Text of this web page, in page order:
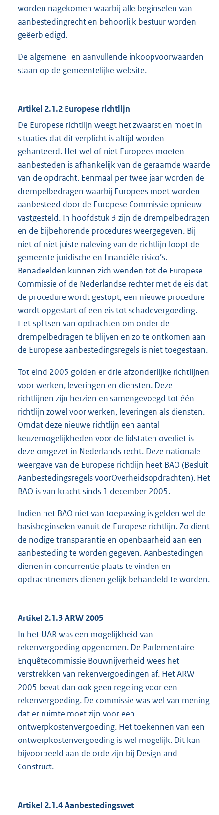
worden nagekomen waarbij alle beginselen van
aanbestedingrecht en behoorlijk bestuur worden
geëerbiedigd.
De algemene- en aanvullende inkoopvoorwaarden
staan op de gemeentelijke website.
Artikel 2.1.2 Europese richtlijn
De Europese richtlijn weegt het zwaarst en moet in
situaties dat dit verplicht is altijd worden
gehanteerd. Het wel of niet Europees moeten
aanbesteden is afhankelijk van de geraamde waarde
van de opdracht. Eenmaal per twee jaar worden de
drempelbedragen waarbij Europees moet worden
aanbesteed door de Europese Commissie opnieuw
vastgesteld. In hoofdstuk 3 zijn de drempelbedragen
en de bijbehorende procedures weergegeven. Bij
niet of niet juiste naleving van de richtlijn loopt de
gemeente juridische en financiële risico’s.
Benadeelden kunnen zich wenden tot de Europese
Commissie of de Nederlandse rechter met de eis dat
de procedure wordt gestopt, een nieuwe procedure
wordt opgestart of een eis tot schadevergoeding.
Het splitsen van opdrachten om onder de
drempelbedragen te blijven en zo te ontkomen aan
de Europese aanbestedingsregels is niet toegestaan.
Tot eind 2005 golden er drie afzonderlijke richtlijnen
voor werken, leveringen en diensten. Deze
richtlijnen zijn herzien en samengevoegd tot één
richtlijn zowel voor werken, leveringen als diensten.
Omdat deze nieuwe richtlijn een aantal
keuzemogelijkheden voor de lidstaten overliet is
deze omgezet in Nederlands recht. Deze nationale
weergave van de Europese richtlijn heet BAO (Besluit
Aanbestedingsregels voorOverheidsopdrachten). Het
BAO is van kracht sinds 1 december 2005.
Indien het BAO niet van toepassing is gelden wel de
basisbeginselen vanuit de Europese richtlijn. Zo dient
de nodige transparantie en openbaarheid aan een
aanbesteding te worden gegeven. Aanbestedingen
dienen in concurrentie plaats te vinden en
opdrachtnemers dienen gelijk behandeld te worden.
Artikel 2.1.3 ARW 2005
In het UAR was een mogelijkheid van
rekenvergoeding opgenomen. De Parlementaire
Enquêtecommissie Bouwnijverheid wees het
verstrekken van rekenvergoedingen af. Het ARW
2005 bevat dan ook geen regeling voor een
rekenvergoeding. De commissie was wel van mening
dat er ruimte moet zijn voor een
ontwerpkostenvergoeding. Het toekennen van een
ontwerpkostenvergoeding is wel mogelijk. Dit kan
bijvoorbeeld aan de orde zijn bij Design and
Construct.
Artikel 2.1.4 Aanbestedingswet